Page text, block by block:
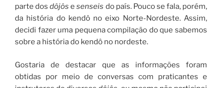
parte dosdôjôs esenseis do país. Pouco se fala, porém,
da história do kendô no eixo Norte-Nordeste. Assim,
decidi fazer uma pequena compilação do que sabemos
sobre a história do kendô no nordeste.
Gostaria de destacar que as informações foram
obtidas por meio de conversas com praticantes e